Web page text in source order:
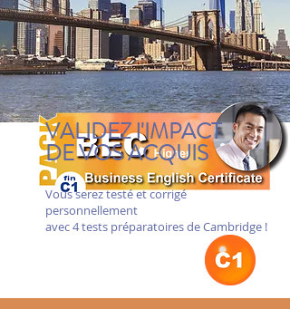
VALIDEZ l'IMPACT
DE VOS ACQUIS
Vous serez testé et corrigé
personnellement
avec 4 tests préparatoires de Cambridge !